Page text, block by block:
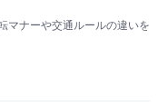
マナーや交通ルールの違いを